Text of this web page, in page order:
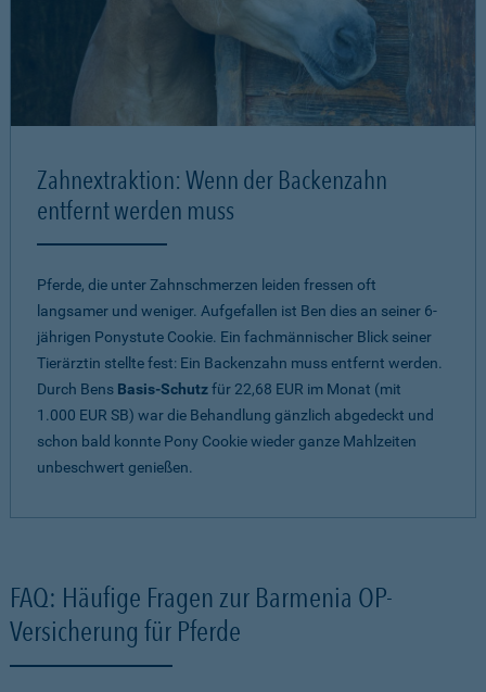
Zahnextraktion: Wenn der Backenzahn
entfernt werden muss
Pferde, die unter Zahnschmerzen leiden fressen oft
langsamer und weniger. Aufgefallen ist Ben dies an seiner 6-
jährigen Ponystute Cookie. Ein fachmännischer Blick seiner
Tierärztin stellte fest: Ein Backenzahn muss entfernt werden.
Durch Bens Basis-Schutzfür 22,68 EUR im Monat (mit
1.000 EUR SB) war die Behandlung gänzlich abgedeckt und
schon bald konnte Pony Cookie wieder ganze Mahlzeiten
unbeschwert genießen.
FAQ: Häufige Fragen zur Barmenia OP-
Versicherung für Pferde